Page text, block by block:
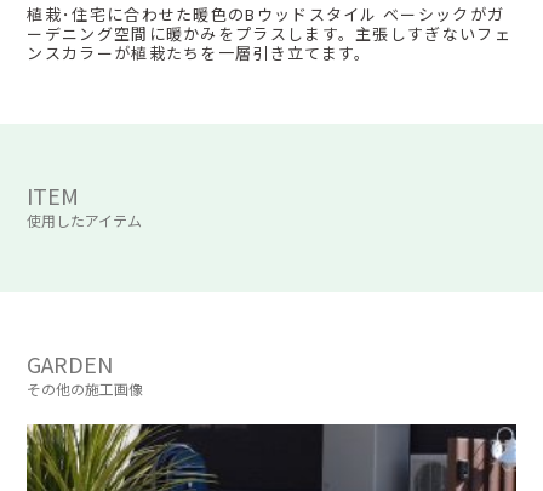
植栽･住宅に合わせた暖色のBウッドスタイル ベーシックがガ
ーデニング空間に暖かみをプラスします。主張しすぎないフェ
ンスカラーが植栽たちを一層引き立てます。
ITEM
使用したアイテム
GARDEN
その他の施工画像